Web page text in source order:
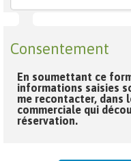
Consentement
Consentement
En soumettant ce
informations saisies
me recontacter, dans
commerciale qui
réservation.